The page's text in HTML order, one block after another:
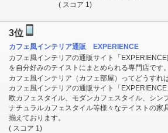
( スコア 1)
3位
カフェ風インテリア通販 EXPERIENCE
カフェ風インテリアの通販サイト「
を自分好みのテイストにまとめられる専門店です。
カフェ風インテリア（カフェ部屋）ってどうすれ
カフェ風インテリアの通販サイト「
欧カフェスタイル、モダンカフェスタイル、シン
ナチュラルカフェスタイル等様々なテイストの家
揃えております。
( スコア 1)